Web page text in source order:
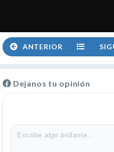
ANTERIOR
Dejanos tu opinión